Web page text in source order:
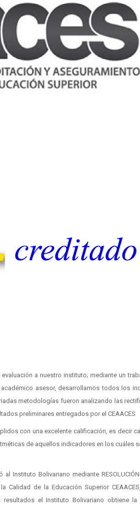
a nuestro instituto; mediante un
asesor, desarrollamos todos los
metodologías fueron analizando las
preliminares entregados por el CEAACES
con una excelente calificación, es decir
de aquellos indicadores en los cuáles
Instituto Bolivariano mediante
Calidad de la Educación Superior
el Instituto Bolivariano obtiene la